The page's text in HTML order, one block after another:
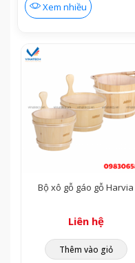
Xem nhiều
Bộ xô gỗ gáo gỗ Harvia
Liên hệ
Thêm vào giỏ